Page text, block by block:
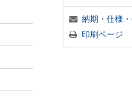
納期・仕様
印刷ページ